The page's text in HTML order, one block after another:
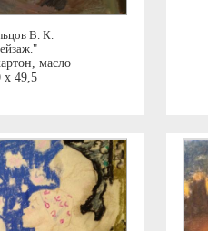
В. К.
масло
x 49,5